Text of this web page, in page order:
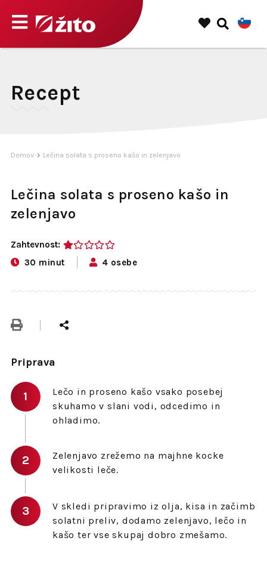
Recept
Domov Lečina solata s proseno kašo in zelenjavo
Lečina solata s proseno kašo in
zelenjavo
Zahtevnost:
30 minut 4 osebe
Priprava
Lečo in proseno kašo vsako posebej
skuhamo v slani vodi, odcedimo in
ohladimo.
Zelenjavo zrežemo na majhne kocke
velikosti leče.
V skledi pripravimo iz olja, kisa in začimb
solatni preliv, dodamo zelenjavo, lečo in
kašo ter vse skupaj dobro zmešamo.